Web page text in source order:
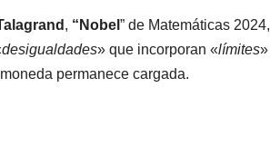
, “Nobel ” de Matemáticas
desigualdades» que incorporan «límites
permanece cargada.